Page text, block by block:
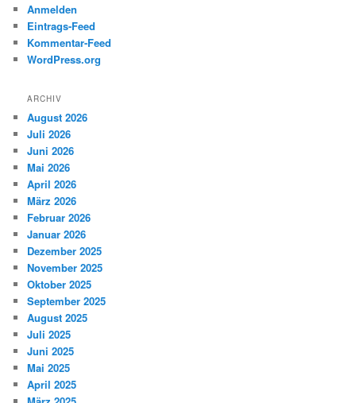
Anmelden
Eintrags-Feed
Kommentar-Feed
WordPress.org
ARCHIV
August 2026
Juli 2026
Juni 2026
Mai 2026
April 2026
März 2026
Februar 2026
Januar 2026
Dezember 2025
November 2025
Oktober 2025
September 2025
August 2025
Juli 2025
Juni 2025
Mai 2025
April 2025